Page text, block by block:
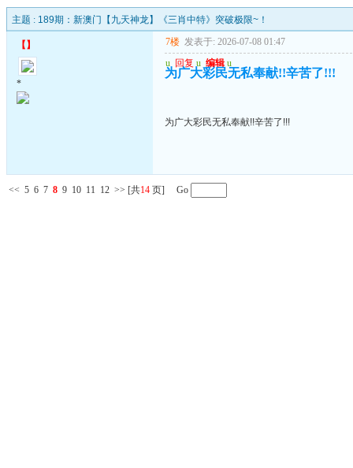
主题 : 189期：新澳门【九天神龙】《三肖中特》突破极限~！
【 】
*
7楼 发表于: 2026-07-08 01:47
u 回复 u 编辑 u
为广大彩民无私奉献!!辛苦了!!!
为广大彩民无私奉献!!辛苦了!!!
<< 5 6 7 8 9 10 11 12 >> [共14 页] Go